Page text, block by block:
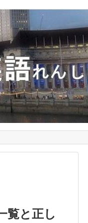
覧と正し